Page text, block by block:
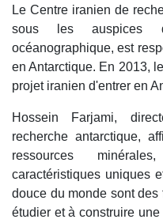
Le Centre iranien de
sous les auspices
océanographique, est
en Antarctique. En 2013,
projet iranien d'entrer en
Hossein Farjami,
recherche antarctique,
ressources
caractéristiques uniques
douce du monde sont
étudier et à construire